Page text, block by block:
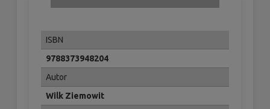
ISBN
9788373948204
Autor
Wilk Ziemowit